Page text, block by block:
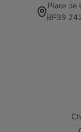
Place
BP39